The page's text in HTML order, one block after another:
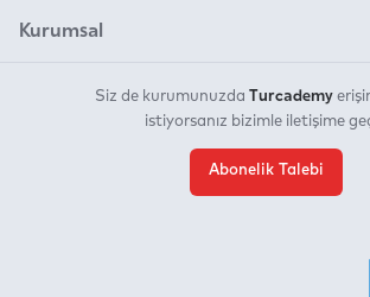
Kurumsal
Siz de kurumunuzda Turcademy
istiyorsanız bizimle iletişime
Abonelik Talebi